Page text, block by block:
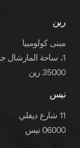
رين
مبنى كولومبيا
1، ساحة المارشال جوين
35000 رين
نيس
11 شارع ديفلي
06000 نيس